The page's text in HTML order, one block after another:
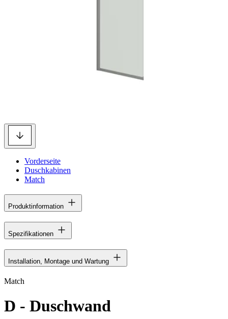
Vorderseite
Duschkabinen
Match
Produktinformation
Spezifikationen
Installation, Montage und Wartung
Match
D - Duschwand